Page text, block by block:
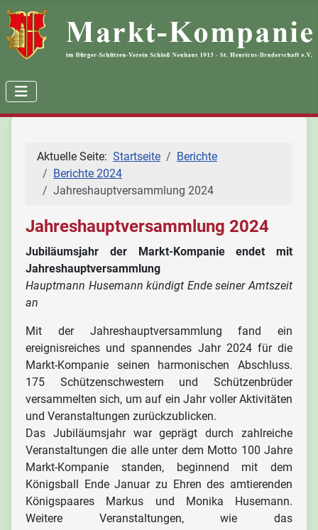
Aktuelle Seite: Startseite
Berichte
Berichte 2024
Jahreshauptversammlung 2024
Jahreshauptversammlung 2024
Jubiläumsjahr der Markt-Kompanie endet mit
Jahreshauptversammlung
Hauptmann Husemann kündigt Ende seiner Amtszeit
an
Mit der Jahreshauptversammlung fand ein
ereignisreiches und spannendes Jahr 2024 für die
Markt-Kompanie seinen harmonischen Abschluss.
175 Schützenschwestern und Schützenbrüder
versammelten sich, um auf ein Jahr voller Aktivitäten
und Veranstaltungen zurückzublicken.
Das Jubiläumsjahr war geprägt durch zahlreiche
Veranstaltungen die alle unter dem Motto 100 Jahre
Markt-Kompanie standen, beginnend mit dem
Königsball Ende Januar zu Ehren des amtierenden
Königspaares Markus und Monika Husemann.
Weitere Veranstaltungen, wie das